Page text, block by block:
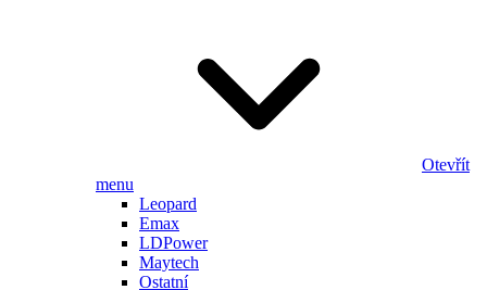
Otevřít
menu
Leopard
Emax
LDPower
Maytech
Ostatní